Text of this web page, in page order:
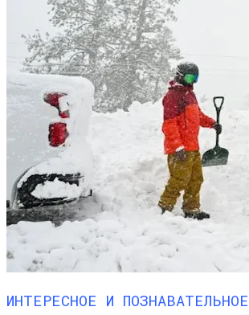
ИНТЕРЕСНОЕ И ПОЗНАВАТЕЛЬНОЕ